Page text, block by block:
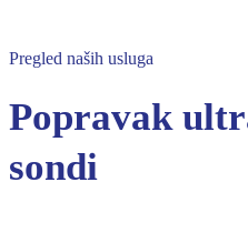
Pregled naših usluga
Popravak
sondi